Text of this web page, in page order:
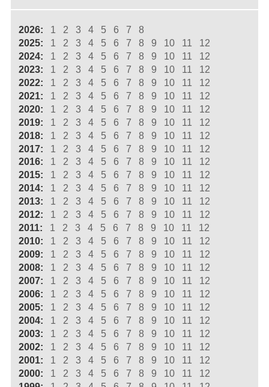
2026: 1 2 3 4 5 6 7
8
2025:
1 2 3 4 5 6 7 8 9 10 11
12
2024:
1 2 3 4 5 6 7 8 9 10 11
12
2023:
1 2 3 4 5 6 7 8 9 10 11
12
2022:
1 2 3 4 5 6 7 8 9 10 11
12
2021:
1 2 3 4 5 6 7 8 9 10 11
12
2020:
1 2 3 4 5 6 7 8 9 10 11
12
2019:
1 2 3 4 5 6 7 8 9 10 11
12
2018:
1 2 3 4 5 6 7 8 9 10 11
12
2017:
1 2 3 4 5 6 7 8 9 10 11
12
2016:
1 2 3 4 5 6 7 8 9 10 11
12
2015:
1 2 3 4 5 6 7 8 9 10 11
12
2014:
1 2 3 4 5 6 7 8 9 10 11
12
2013:
1 2 3 4 5 6 7 8 9 10 11
12
2012:
1 2 3 4 5 6 7 8 9 10 11
12
2011:
1 2 3 4 5 6 7 8 9 10 11
12
2010:
1 2 3 4 5 6 7 8 9 10 11
12
2009:
1 2 3 4 5 6 7 8 9 10 11
12
2008:
1 2 3 4 5 6 7 8 9 10 11
12
2007:
1 2 3 4 5 6 7 8 9 10 11
12
2006:
1 2 3 4 5 6 7 8 9 10 11
12
2005:
1 2 3 4 5 6 7 8 9 10 11
12
2004:
1 2 3 4 5 6 7 8 9 10 11
12
2003:
1 2 3 4 5 6 7 8 9 10 11
12
2002:
1 2 3 4 5 6 7 8 9 10 11
12
2001:
1 2 3 4 5 6 7 8 9 10 11
12
2000:
1 2 3 4 5 6 7 8 9 10 11
12